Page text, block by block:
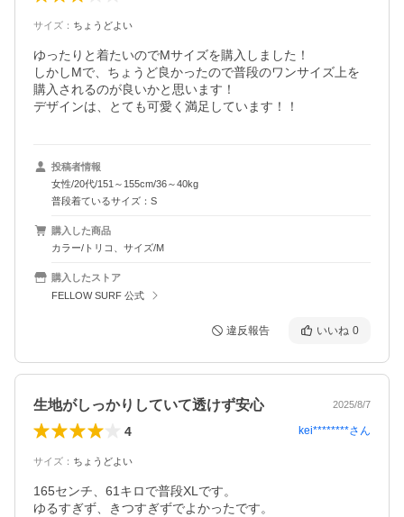
サイズ ： ちょうどよい
ゆったりと着たいのでMサイズを購入しました！
しかしMで、ちょうど良かったので普段のワンサイズ上を
購入されるのが良いかと思います！
デザインは、とても可愛く満足しています！！
投稿者情報
女性/20代/151～155cm/36～40kg
普段着ているサイズ：S
購入した商品
カラー/トリコ、サイズ/M
購入したストア
FELLOW SURF 公式
違反報告 いいね 0
生地がしっかりしていて透けず安心 2025/8/7
4 kei********さん
サイズ ： ちょうどよい
165センチ、61キロで普段XLです。
ゆるすぎず、きつすぎずでよかったです。